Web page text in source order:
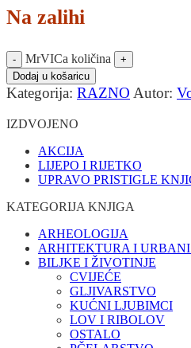
Na zalihi
MrVICa količina
Dodaj u košaricu
Kategorija: RAZNO Autor:
IZDVOJENO
AKCIJA
LIJEPO I RIJETKO
UPRAVO PRISTIGLE
KATEGORIJA KNJIGA
ARHEOLOGIJA
ARHITEKTURA I
BILJKE I ŽIVOTINJE
CVIJEĆE
GLJIVARSTVO
KUĆNI LJUBIMCI
LOV I RIBOLOV
OSTALO